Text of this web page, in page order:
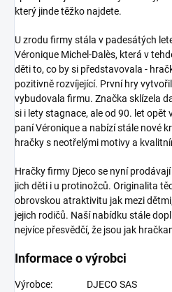
který jinde těžko najdete.
U zrodu firmy stála v padesátých
Véronique Michel-Dalès, která v
děti to, co by si představovala -
pozitivně rozvíjející. První hry
vybudovala firmu. Značka sklízela
si i lety stagnace, ale od 90. let opět
paní Véronique a nabízí stále nové
hračky s neotřelými motivy a
Hračky firmy Djecose nyní
jich děti i u protinožců. Originalita
obrovskou atraktivitu jak mezi
jejich rodičů. Naší nabídku stále
nejvíce přesvědčí, že jsou jak
Informace o výrobci
Výrobce:
DJECO SAS